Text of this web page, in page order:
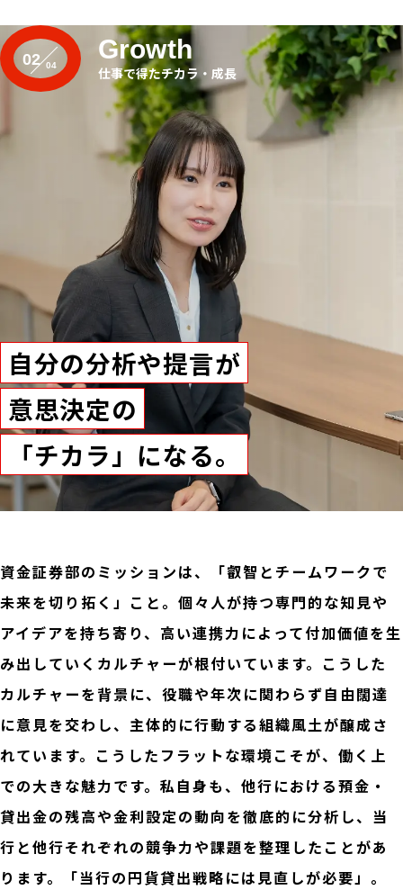
02 Growth
仕事で得たチカラ・成長
自分の分析や提言が
意思決定の
「チカラ」になる。
資金証券部のミッションは、「叡智とチームワークで
未来を切り拓く」こと。個々人が持つ専門的な知見や
アイデアを持ち寄り、高い連携力によって付加価値を生
み出していくカルチャーが根付いています。こうした
カルチャーを背景に、役職や年次に関わらず自由闊達
に意見を交わし、主体的に行動する組織風土が醸成さ
れています。こうしたフラットな環境こそが、働く上
での大きな魅力です。私自身も、他行における預金・
貸出金の残高や金利設定の動向を徹底的に分析し、当
行と他行それぞれの競争力や課題を整理したことがあ
ります。「当行の円貨貸出戦略には見直しが必要」。